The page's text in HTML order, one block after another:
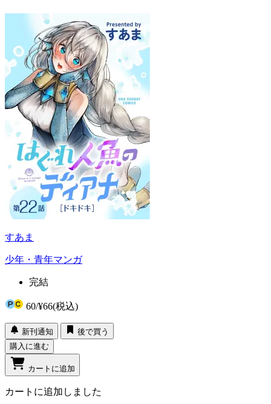
すあま
少年・青年マンガ
完結
60/¥66(税込)
新刊通知
後で買う
購入に進む
カートに追加
カートに追加しました